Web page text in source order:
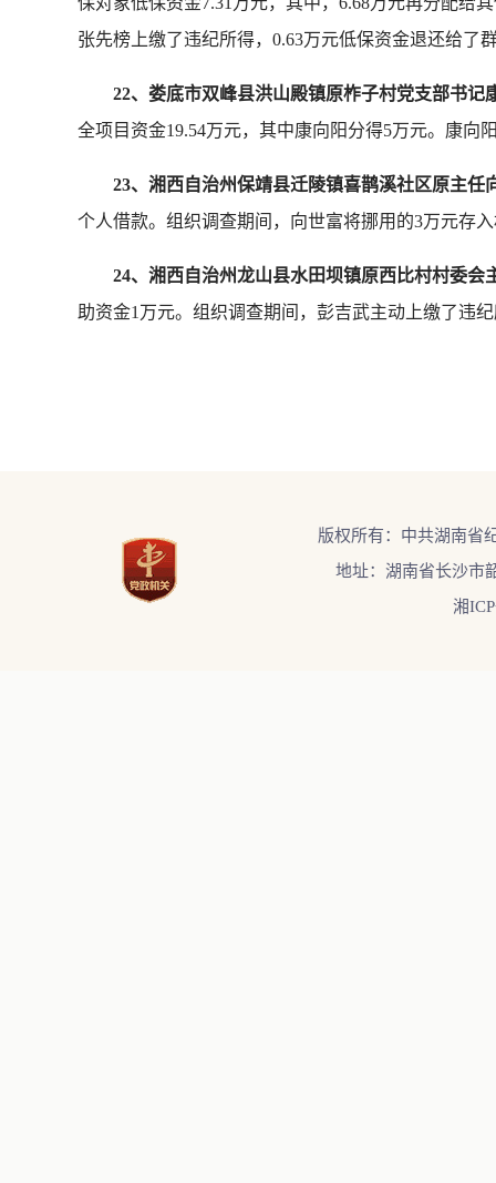
张先榜上缴了违纪所得，0.63万元低保资金退还给了
22、娄底市双峰县洪山殿镇原柞子村党支部书
全项目资金19.54万元，其中康向阳分得5万元。康
23、湘西自治州保靖县迁陵镇喜鹊溪社区原主任
个人借款。组织调查期间，向世富将挪用的3万元存
24、湘西自治州龙山县水田坝镇原西比村村委会
助资金1万元。组织调查期间，彭吉武主动上缴了违
版权所有：中共湖南省
地址：湖南省长沙市
湘